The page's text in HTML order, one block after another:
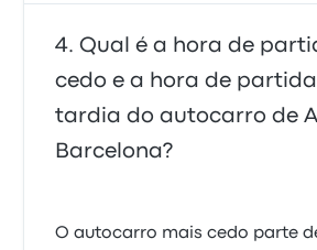
Qual é a hora de
cedo e a hora de
tardia do autocarro de
Barcelona?
O autocarro mais cedo parte